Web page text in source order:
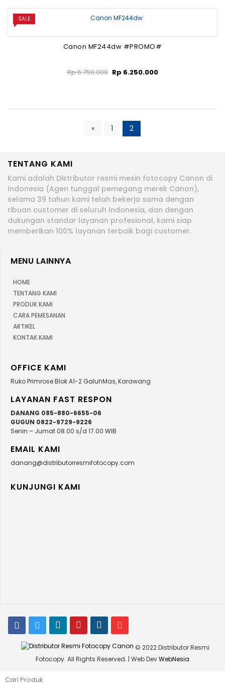
SALE
Canon MF244dw #PROMO#
Rp6.750.000 Rp 6.250.000
« 1 2
TENTANG KAMI
Kami adalah Distributor resmi mesin fotocopy Canon di
Indonesia (Agen tunggal pemegang merek Canon),
selama 39 tahun kami telah bekerja sama dengan
ribuan customer di seluruh Indonesia, dan dengan
dukungan standar layanan profesional, kami siap
memberikan 100% layanan terbaik bagi customer.
MENU LAINNYA
HOME
TENTANG KAMI
PRODUK KAMI
CARA PEMESANAN
ARTIKEL
KONTAK KAMI
OFFICE KAMI
Ruko Primrose Blok A1-2 GaluhMas, Karawang
LAYANAN FAST RESPON
DANANG 085-880-6655-06
GUGUN 0822-9729-9226
Senin – Jumat 08.00 s/d 17.00 WIB
EMAIL KAMI
danang@distributorresmifotocopy.com
KUNJUNGI KAMI
© 2022 Distributor Resmi
Fotocopy. All Rights Reserved. | Web DevWebNesia
Search
for: